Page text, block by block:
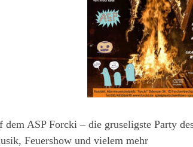
dem ASP Forcki – die gruseligste Party
Feuershow und vielem mehr